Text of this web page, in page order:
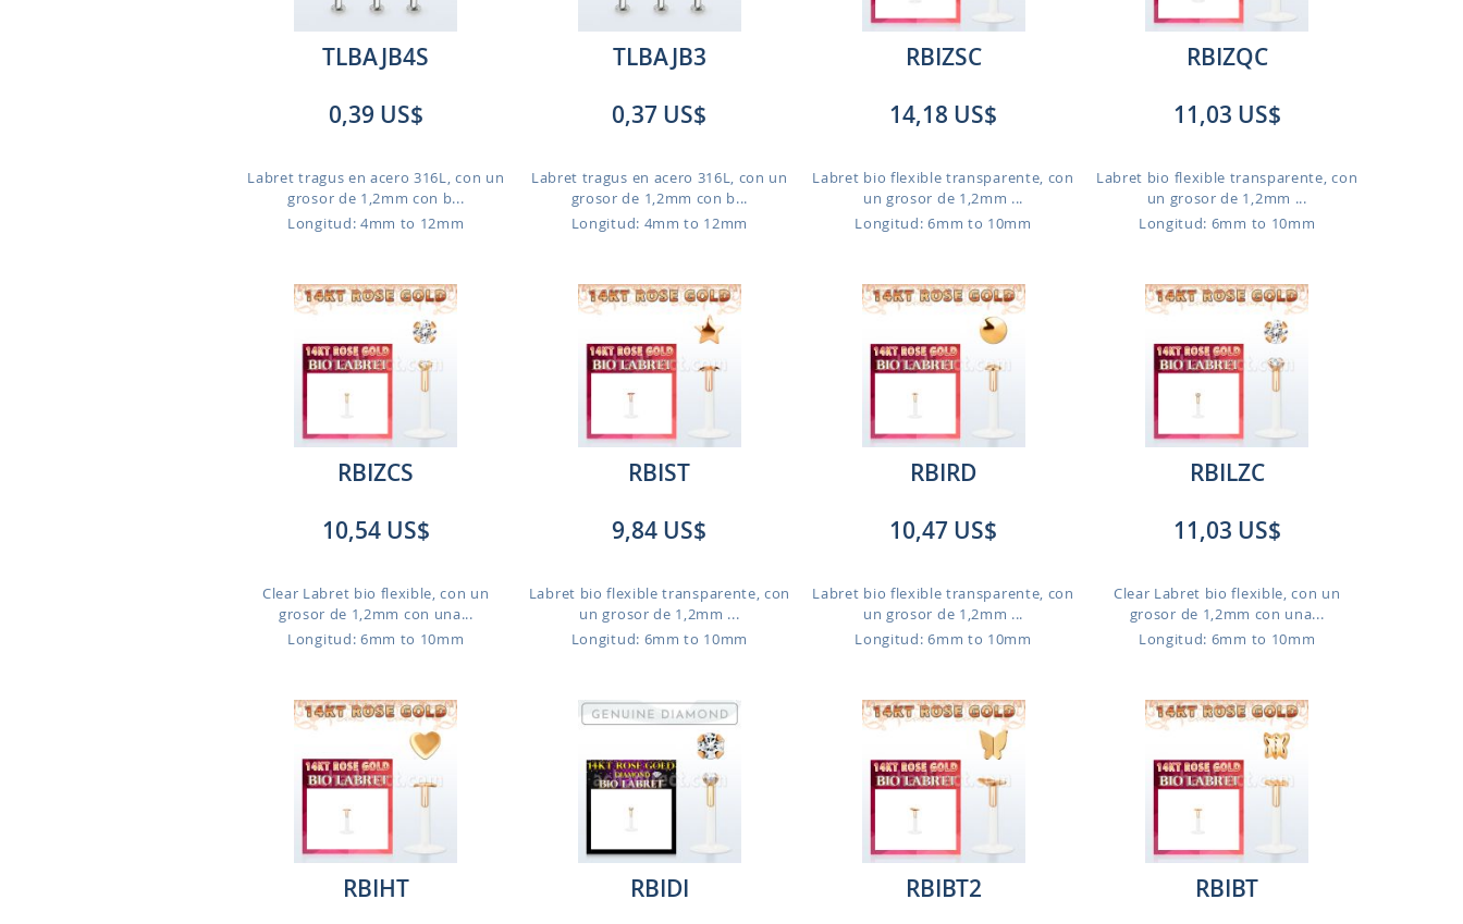
TLBAJB4S
0,39 US$
Labret tragus en acero 316L, con un
grosor de 1,2mm con b...
Longitud: 4mm to 12mm
TLBAJB3
0,37 US$
Labret tragus en acero 316L, con un
grosor de 1,2mm con b...
Longitud: 4mm to 12mm
RBIZSC
14,18 US$
Labret bio flexible transparente, con
un grosor de 1,2mm ...
Longitud: 6mm to 10mm
RBIZQC
11,03 US$
Labret bio flexible transparente, con
un grosor de 1,2mm ...
Longitud: 6mm to 10mm
RBIZCS
10,54 US$
Clear Labret bio flexible, con un
grosor de 1,2mm con una...
Longitud: 6mm to 10mm
RBIST
9,84 US$
Labret bio flexible transparente, con
un grosor de 1,2mm ...
Longitud: 6mm to 10mm
RBIRD
10,47 US$
Labret bio flexible transparente, con
un grosor de 1,2mm ...
Longitud: 6mm to 10mm
RBILZC
11,03 US$
Clear Labret bio flexible, con un
grosor de 1,2mm con una...
Longitud: 6mm to 10mm
RBIHT
RBIDI
RBIBT2
RBIBT